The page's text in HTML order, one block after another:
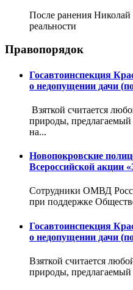
После ранения Николай
реальности
Правопорядок
Госавтоинспекция
о недопущении дачи
Взяткой считается
природы,
на...
Новопокровские
Всероссийской акции
Сотрудники ОМВД
при поддержке
Госавтоинспекция
о недопущении дачи
Взяткой считается
природы,